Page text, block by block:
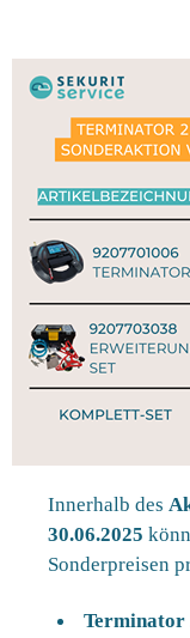
Innerhalb des
30.06.2025
Sonderpreisen
Terminator